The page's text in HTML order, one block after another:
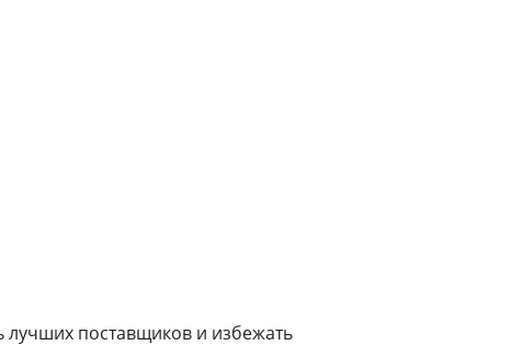
лучших поставщиков и избежать